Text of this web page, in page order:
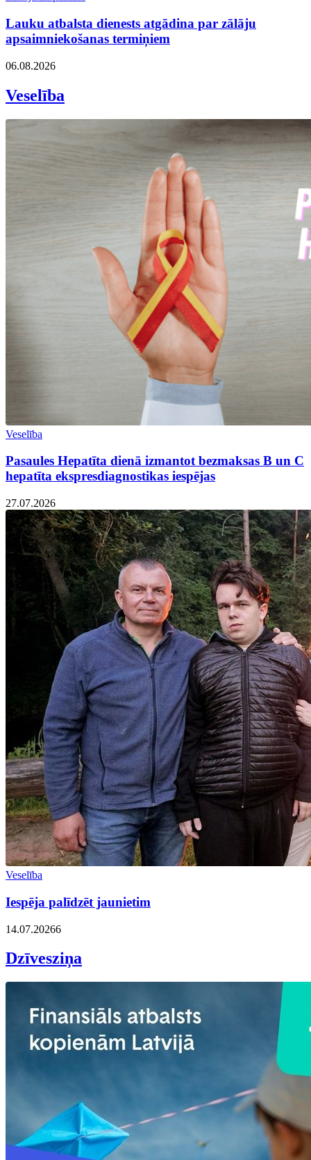
Lauku atbalsta dienests atgādina par zālāju
apsaimniekošanas termiņiem
06.08.2026
Veselība
Veselība
Pasaules Hepatīta dienā izmantot bezmaksas B un C
hepatīta ekspresdiagnostikas iespējas
27.07.2026
Veselība
Iespēja palīdzēt jaunietim
14.07.20266
Dzīvesziņa